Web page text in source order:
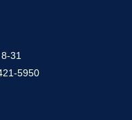
31
5950